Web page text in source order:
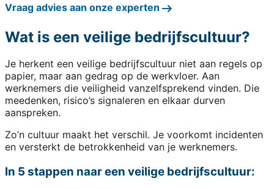
Vraag advies aan onze experten
Wat is een veilige bedrijfscultuur?
Je herkent een veilige bedrijfscultuur niet aan regels op
papier, maar aan gedrag op de werkvloer. Aan
werknemers die veiligheid vanzelfsprekend vinden. Die
meedenken, risico’s signaleren en elkaar durven
aanspreken.
Zo’n cultuur maakt het verschil. Je voorkomt incidenten
en versterkt de betrokkenheid van je werknemers.
In 5 stappen naar een veilige bedrijfscultuur: